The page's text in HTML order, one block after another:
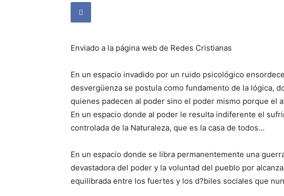
Enviado a la página web de Redes Cristianas
En un espacio invadido por un ruido psicológico
desvergüenza se postula como fundamento de la lógica,
quienes padecen al poder sino el poder mismo porque el
En un espacio donde al poder le resulta indiferente el
controlada de la Naturaleza, que es la casa de todos…
En un espacio donde se libra permanentemente una
devastadora del poder y la voluntad del pueblo por
equilibrada entre los fuertes y los d?biles sociales que